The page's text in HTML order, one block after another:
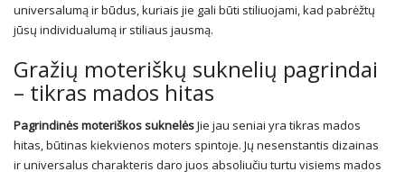
universalumą ir būdus, kuriais jie gali būti stiliuojami, kad pabrėžtų
jūsų individualumą ir stiliaus jausmą.
Gražių moteriškų suknelių pagrindai
– tikras mados hitas
Pagrindinės moteriškos suknelėsJie jau seniai yra tikras mados
hitas, būtinas kiekvienos moters spintoje. Jų nesenstantis dizainas
ir universalus charakteris daro juos absoliučiu turtu visiems mados